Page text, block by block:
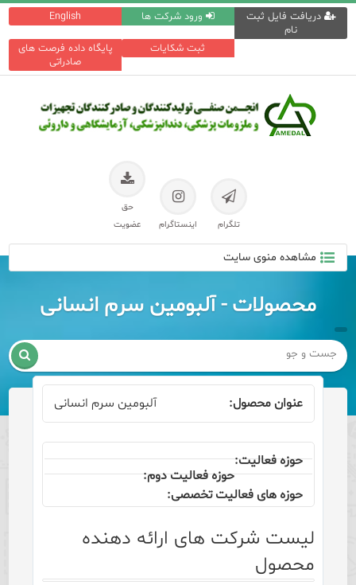
English ورود شرکت ها
دریافت فایل ثبت
نام
پایگاه داده فرصت های
صادراتی
ثبت شکایات
تلگرام اینستاگرام
حق
عضویت
مشاهده منوی سایت
محصولات - آلبومین سرم انسانی

آلبومین سرم انسانی
لیست شرکت های ارائه دهنده
محصول